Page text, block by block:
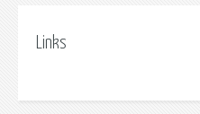
Links